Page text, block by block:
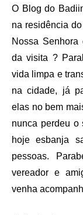
O Blog do
na residência
Nossa
da visita ?
vida limpa e
na cidade, já
elas no bem
nunca perdeu o
hoje esbanja
pessoas.
vereador e
venha